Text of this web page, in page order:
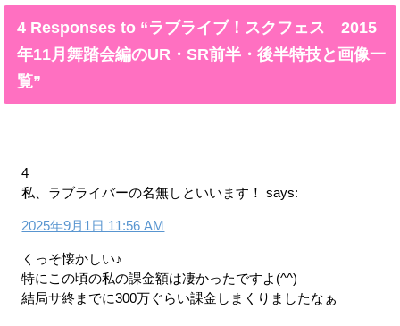
4 Responses to “ラブライブ！スクフェス 2015
年11月舞踏会編のUR・SR前半・後半特技と画像一
覧”
4
私、ラブライバーの名無しといいます！
says:
2025年9月1日 11:56 AM
くっそ懐かしい♪
特にこの頃の私の課金額は凄かったですよ(^^)
結局サ終までに300万ぐらい課金しまくりましたなぁ